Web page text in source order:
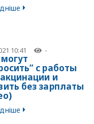
10:41 -
с работы
и
без зарплаты